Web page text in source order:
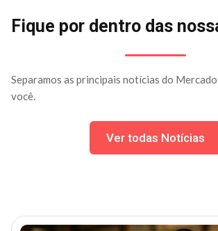
Fique por dentro das
Separamos as principais notícias do
você.
Ver todas Notícias